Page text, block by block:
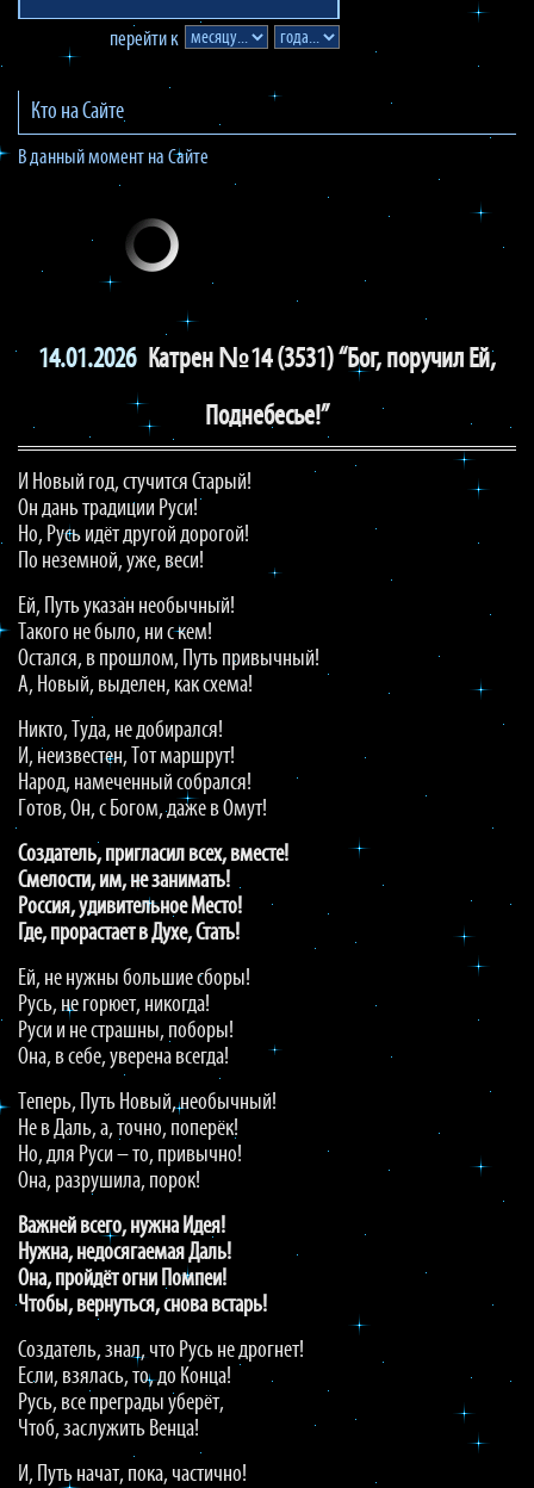
перейти к
Кто на Сайте
В данный момент на Сайте
14.01.2026 Катрен №14 (3531) “Бог, поручил Ей,
Поднебесье!”
И Новый год, стучится Старый!
Он дань традиции Руси!
Но, Русь идёт другой дорогой!
По неземной, уже, веси!
Ей, Путь указан необычный!
Такого не было, ни с кем!
Остался, в прошлом, Путь привычный!
А, Новый, выделен, как схема!
Никто, Туда, не добирался!
И, неизвестен, Тот маршрут!
Народ, намеченный собрался!
Готов, Он, с Богом, даже в Омут!
Создатель, пригласил всех, вместе!
Смелости, им, не занимать!
Россия, удивительное Место!
Где, прорастает в Духе, Стать!
Ей, не нужны большие сборы!
Русь, не горюет, никогда!
Руси и не страшны, поборы!
Она, в себе, уверена всегда!
Теперь, Путь Новый, необычный!
Не в Даль, а, точно, поперёк!
Но, для Руси – то, привычно!
Она, разрушила, порок!
Важней всего, нужна Идея!
Нужна, недосягаемая Даль!
Она, пройдёт огни Помпеи!
Чтобы, вернуться, снова встарь!
Создатель, знал, что Русь не дрогнет!
Если, взялась, то, до Конца!
Русь, все преграды уберёт,
Чтоб, заслужить Венца!
И, Путь начат, пока, частично!